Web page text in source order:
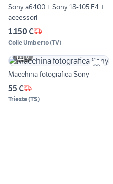
Sony a6400 + Sony 18-105 F4 +
accessori
1.150 €
Colle Umberto(TV)
6
Macchina fotografica Sony
55 €
Trieste(TS)